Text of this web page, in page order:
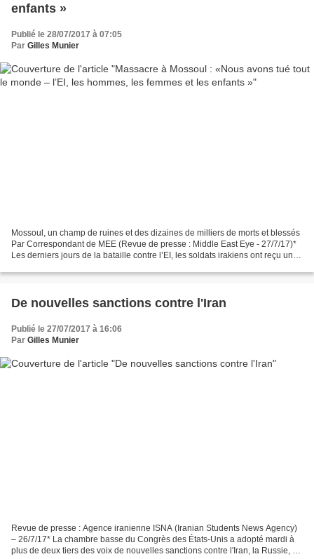
enfants »
Publié le 28/07/2017 à 07:05
Par Gilles Munier
Mossoul, un champ de ruines et des dizaines de milliers de morts et blessés
Par Correspondant de MEE (Revue de presse : Middle East Eye - 27/7/17)*
Les derniers jours de la bataille contre l’EI, les soldats irakiens ont reçu un
De nouvelles sanctions contre l'Iran
Publié le 27/07/2017 à 16:06
Par Gilles Munier
Revue de presse : Agence iranienne ISNA (Iranian Students News Agency)
– 26/7/17* La chambre basse du Congrès des États-Unis a adopté mardi à
plus de deux tiers des voix de nouvelles sanctions contre l'Iran, la Russie, et